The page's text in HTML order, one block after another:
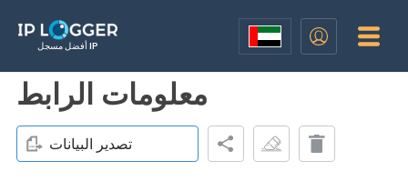
أفضل مسجل IP
معلومات الرابط
تصدير البيانات